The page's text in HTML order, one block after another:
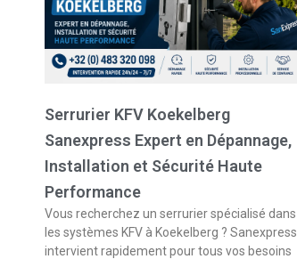
Serrurier KFV Koekelberg
Sanexpress Expert en Dépannage,
Installation et Sécurité Haute
Performance
Vous recherchez un serrurier spécialisé dans
les systèmes KFV à Koekelberg ? Sanexpress
intervient rapidement pour tous vos besoins